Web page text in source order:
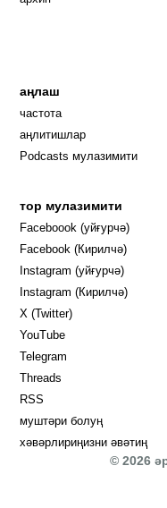
аңлаш
частота
аңлитишлар
Podcasts мулазимити
тор мулазимити
Faceboook (уйғурчә)
Facebook (Кирилчә)
Instagram (уйғурчә) Opens
Instagram (Кирилчә)
X (Twitter)
YouTube
Telegram
Threads
RSS
муштәри болуң
хәвәрлириңизни әвәтиң
© 2026